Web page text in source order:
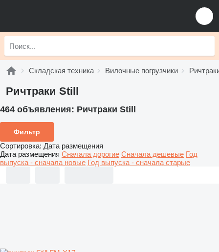
Складская техника Вилочные погрузчики
Ричтраки Still
464 объявления: Ричтраки Still
Фильтр
Сортировка: Дата размещения
Дата размещения Сначала дорогие Сначала дешевые Год
выпуска - сначала новые Год выпуска - сначала старые